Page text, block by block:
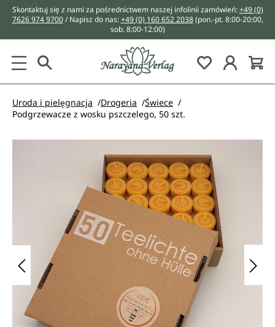
zawartości
Skontaktuj się z nami za pośrednictwem naszej infolinii zamówień:+49 (0)
7626 974 9700/ Napisz do nas:+49 (0) 160 652 2038 (pon.-pt. 8:00-20:00,
sob. 8:00-12:00)
You have 0
Uroda i pielęgnacja Drogeria
Świece
Podgrzewacze z wosku pszczelego, 50 szt.